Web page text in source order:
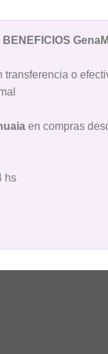
BENEFICIOS
transferencia o
en compras
hs